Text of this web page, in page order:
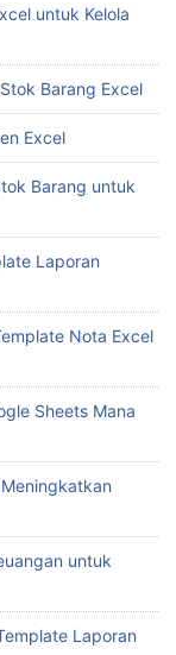
untuk Kelola
Barang Excel
Excel
Barang untuk
Laporan
Nota Excel
Sheets Mana
untuk
Laporan